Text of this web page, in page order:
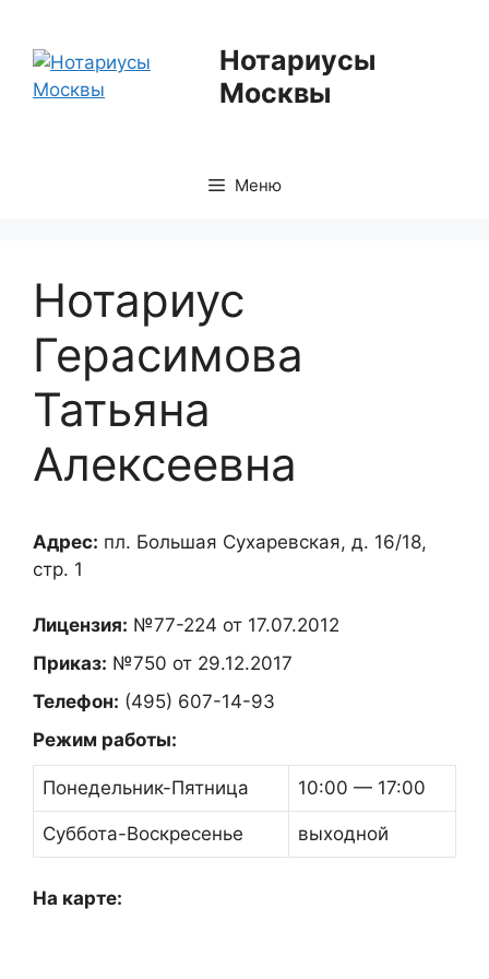
содержимому
Нотариусы
Москвы
Меню
Нотариус
Герасимова
Татьяна
Алексеевна
Адрес: пл. Большая Сухаревская, д. 16/18,
стр. 1
Лицензия: №77-224 от 17.07.2012
Приказ: №750 от 29.12.2017
Телефон: (495) 607-14-93
Режим работы:
Понедельник-Пятница 10:00 — 17:00
Суббота-Воскресенье выходной
На карте: